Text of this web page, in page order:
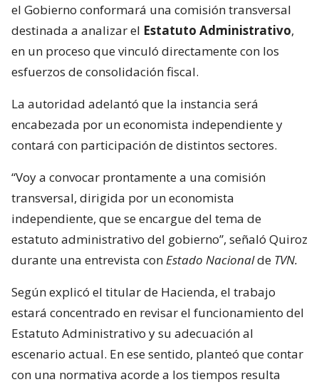
el Gobierno conformará una comisión transversal
destinada a analizar el Estatuto Administrativo,
en un proceso que vinculó directamente con los
esfuerzos de consolidación fiscal.
La autoridad adelantó que la instancia será
encabezada por un economista independiente y
contará con participación de distintos sectores.
“Voy a convocar prontamente a una comisión
transversal, dirigida por un economista
independiente, que se encargue del tema de
estatuto administrativo del gobierno”, señaló Quiroz
durante una entrevista conEstado Nacionalde TVN.
Según explicó el titular de Hacienda, el trabajo
estará concentrado en revisar el funcionamiento del
Estatuto Administrativo y su adecuación al
escenario actual. En ese sentido, planteó que contar
con una normativa acorde a los tiempos resulta